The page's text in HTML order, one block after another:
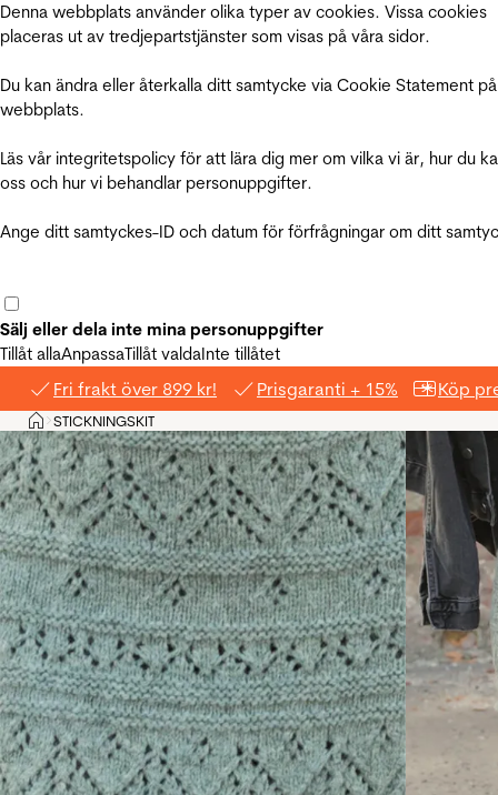
Denna webbplats använder olika typer av cookies. Vissa cookies
placeras ut av tredjepartstjänster som visas på våra sidor.
Du kan ändra eller återkalla ditt samtycke via Cookie Statement
webbplats.
Läs vår integritetspolicy för att lära dig mer om vilka vi är, hur du
oss och hur vi behandlar personuppgifter.
Ange ditt samtyckes-ID och datum för förfrågningar om ditt
Sälj eller dela inte mina personuppgifter
Tillåt allaAnpassaTillåt valdaInte tillåtet
Fri frakt över 899 kr! Prisgaranti + 15% Köp
Hem
>STICKNINGSKIT